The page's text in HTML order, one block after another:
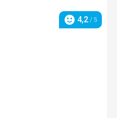
Hodnotenie
4,2 / 5